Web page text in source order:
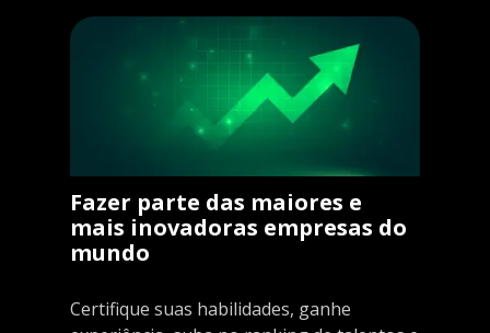
Fazer parte das maiores e
mais inovadoras empresas do
mundo
Certifique suas habilidades, ganhe